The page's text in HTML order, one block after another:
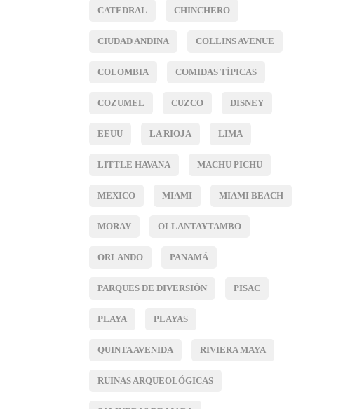
CATEDRAL CHINCHERO
CIUDAD ANDINA COLLINS AVENUE
COLOMBIA COMIDAS TÍPICAS
COZUMEL CUZCO DISNEY
EEUU LA RIOJA LIMA
LITTLE HAVANA MACHU PICHU
MEXICO MIAMI MIAMI BEACH
MORAY OLLANTAYTAMBO
ORLANDO PANAMÁ
PARQUES DE DIVERSIÓN PISAC
PLAYA PLAYAS
QUINTA AVENIDA RIVIERA MAYA
RUINAS ARQUEOLÓGICAS